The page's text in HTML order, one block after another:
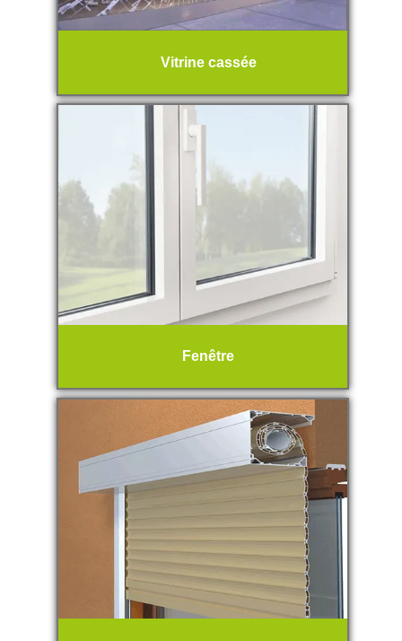
Vitrine cassée
Fenêtre